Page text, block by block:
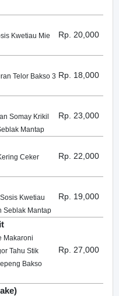
Kwetiau Mie
Rp. 20,000
Telor Bakso 3 Rp. 18,000
Somay Krikil
Mantap
Rp. 23,000
Ceker
Rp. 22,000
Kwetiau
Seblak Mantap
Rp. 19,000
Makaroni
Tahu Stik
Bakso
Rp. 27,000